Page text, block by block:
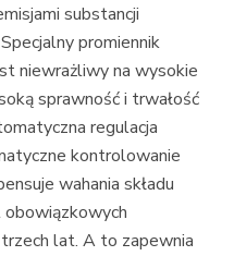
substancji
promiennik
niewrażliwy na wysokie
sprawność i trwałość
regulacja
kontrolowanie
wahania składu
obowiązkowych
lat. A to zapewnia